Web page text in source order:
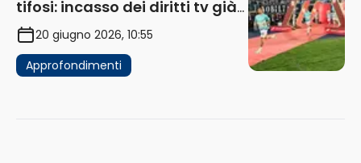
tifosi: incasso dei diritti tv già
in flessione
20 giugno 2026, 10:55
Approfondimenti